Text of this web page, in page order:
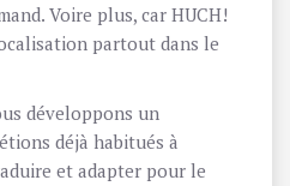
Voire plus, car HUCH!
partout dans le
développons un
déjà habitués à
et adapter pour le